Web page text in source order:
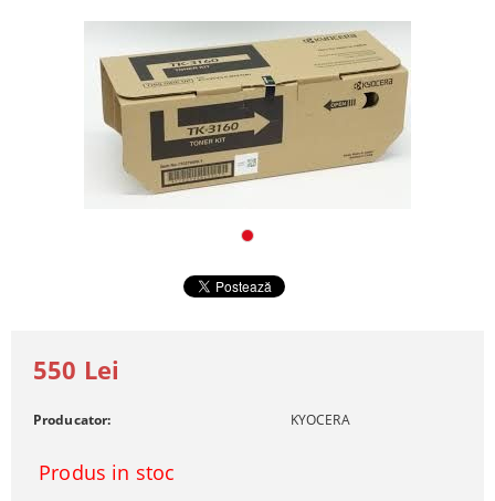
550 Lei
Producator: KYOCERA
Produs in stoc